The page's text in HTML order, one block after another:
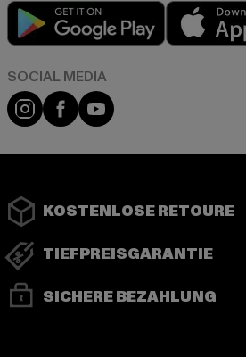
Play market
Instagram
FacebookYouTube
KOSTENLOSE RETOURE
TIEFPREISGARANTIE
SICHERE BEZAHLUNG